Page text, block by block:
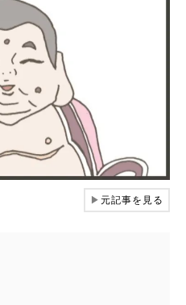
▶元記事を見る